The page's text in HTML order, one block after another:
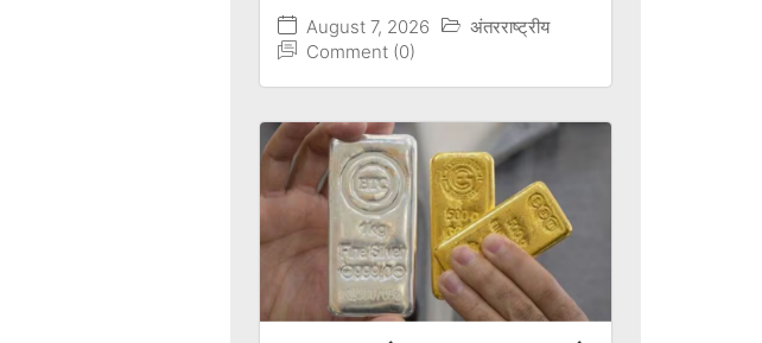
August 7, 2026
अंतरराष्ट्रीय
Comment (0)